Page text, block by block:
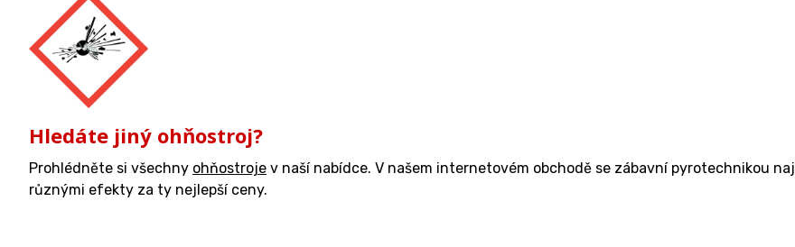
Hledáte jiný ohňostroj?
Prohlédněte si všechny ohňostroje v naší nabídce. V našem internetovém obchodě se zábavní pyrotechnikou
různými efekty za ty nejlepší ceny.